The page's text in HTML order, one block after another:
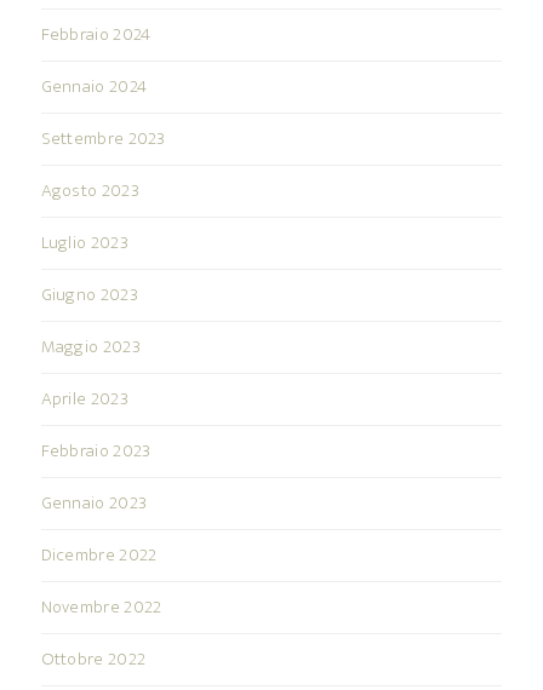
Febbraio 2024
Gennaio 2024
Settembre 2023
Agosto 2023
Luglio 2023
Giugno 2023
Maggio 2023
Aprile 2023
Febbraio 2023
Gennaio 2023
Dicembre 2022
Novembre 2022
Ottobre 2022